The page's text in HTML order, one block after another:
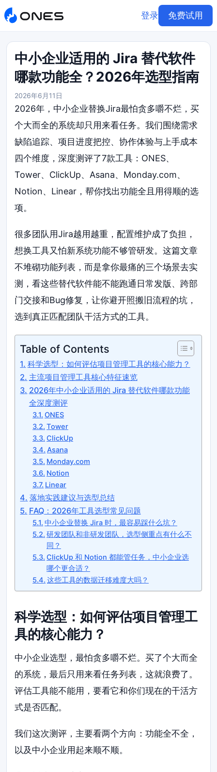
登录 免费试用
中小企业适用的 Jira 替代软件
哪款功能全？2026年选型指南
2026年6月11日
2026年，中小企业替换Jira最怕贪多嚼不烂，买
个大而全的系统却只用来看任务。我们围绕需求
缺陷追踪、项目进度把控、协作体验与上手成本
四个维度，深度测评了7款工具：ONES、
Tower、ClickUp、Asana、Monday.com、
Notion、Linear，帮你找出功能全且用得顺的选
项。
很多团队用Jira越用越重，配置维护成了负担，
想换工具又怕新系统功能不够管研发。这篇文章
不堆砌功能列表，而是拿你最痛的三个场景去实
测，看这些替代软件能不能跑通日常发版、跨部
门交接和Bug修复，让你避开照搬旧流程的坑，
选到真正匹配团队干活方式的工具。
Table of Contents
科学选型：如何评估项目管理工具的核心能力？
主流项目管理工具核心特征速览
2026年中小企业适用的 Jira 替代软件哪款功能
全深度测评
ONES
Tower
ClickUp
Asana
Monday.com
Notion
Linear
落地实践建议与选型总结
FAQ：2026年工具选型常见问题
中小企业替换 Jira 时，最容易踩什么坑？
研发团队和非研发团队，选型侧重点有什么不
同？
ClickUp 和 Notion 都能管任务，中小企业选
哪个更合适？
这些工具的数据迁移难度大吗？
科学选型：如何评估项目管理工
具的核心能力？
中小企业选型，最怕贪多嚼不烂。买了个大而全
的系统，最后只用来看任务列表，这就浪费了。
评估工具能不能用，要看它和你们现在的干活方
式是否匹配。
我们这次测评，主要看两个方向：功能全不全，
以及中小企业用起来顺不顺。